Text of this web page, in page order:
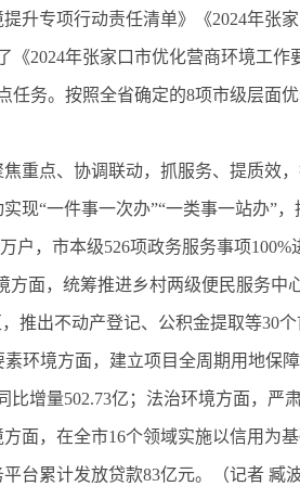
提升专项行动责任清单》《2024年张
《2024年张家口市优化营商环境工
任务。按照全省确定的8项市级层面
点、协调联动，抓服务、提质效，
现“一件事一次办”“一类事一站办”
户，市本级526项政务服务事项
方面，统筹推进乡村两级便民服务中
推出不动产登记、公积金提取等30
素环境方面，建立项目全周期用地保
比增量502.73亿；法治环境方面，严
面，在全市16个领域实施以信用为
台累计发放贷款83亿元。（记者 臧波